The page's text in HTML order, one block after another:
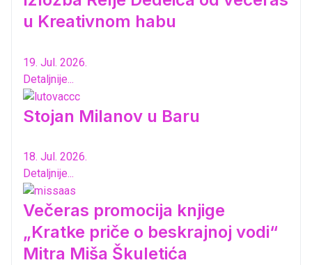
u Kreativnom habu
19. Jul. 2026.
Detaljnije...
Stojan Milanov u Baru
18. Jul. 2026.
Detaljnije...
Večeras promocija knjige
„Kratke priče o beskrajnoj vodi“
Mitra Miša Škuletića